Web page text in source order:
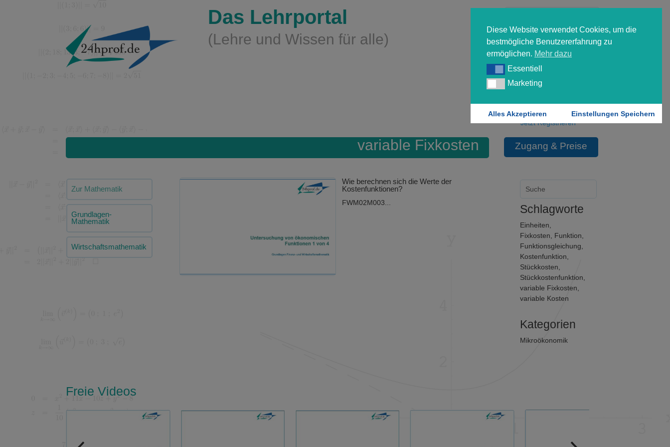
Diese Website verwendet Cookies, um die
bestmögliche Benutzererfahrung zu
ermöglichen. Mehr dazu
EssentiellEssentiell
MarketingMarketing
Alles Akzeptieren Einstellungen Speichern
Das Lehrportal
(Lehre und Wissen für alle)
Forgot your password?
Jetzt Registrieren
variable Fixkosten Zugang & Preise
Zur Mathematik
Grundlagen-
Mathematik
Wirtschaftsmathematik
Wie berechnen sich die Werte der
Kostenfunktionen?
FWM02M003...
Schlagworte
Einheiten,
Fixkosten, Funktion,
Funktionsgleichung,
Kostenfunktion,
Stückkosten,
Stückkostenfunktion,
variable Fixkosten,
variable Kosten
Kategorien
Mikroökonomik
Freie Videos